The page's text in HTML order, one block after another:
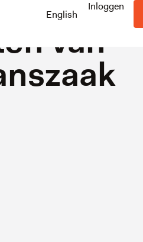
English
Inloggen
van